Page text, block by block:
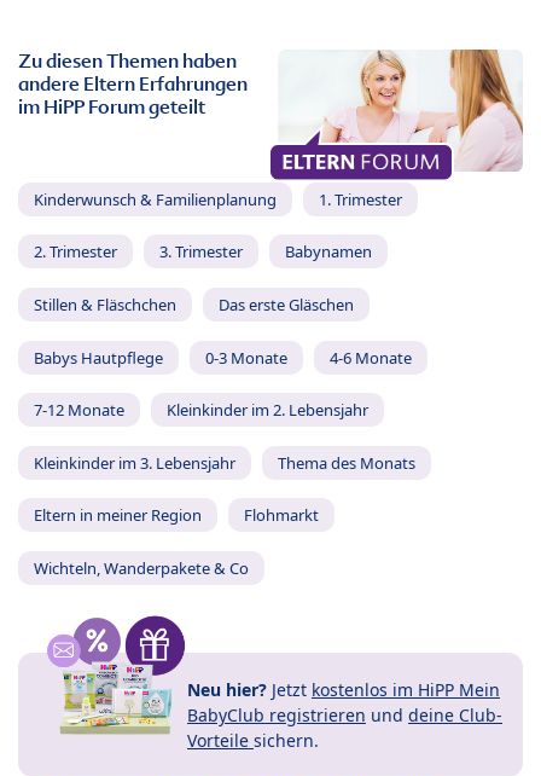
Zu diesen Themen haben
andere Eltern Erfahrungen
im HiPP Forum geteilt
Kinderwunsch & Familienplanung 1. Trimester
2. Trimester 3. Trimester Babynamen
Stillen & Fläschchen Das erste Gläschen
Babys Hautpflege 0-3 Monate 4-6 Monate
7-12 Monate Kleinkinder im 2. Lebensjahr
Kleinkinder im 3. Lebensjahr Thema des Monats
Eltern in meiner Region Flohmarkt
Wichteln, Wanderpakete & Co
Neu hier? Jetzt kostenlos im HiPP Mein
BabyClub registrieren und deine Club-
Vorteile sichern.